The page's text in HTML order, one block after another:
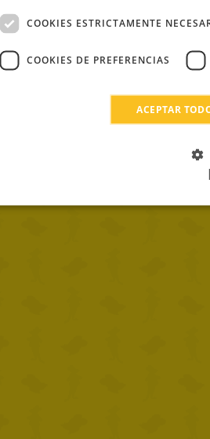
COOKIES ESTRICTAMENTE
COOKIES DE PREFERENCIAS
ACEPTAR